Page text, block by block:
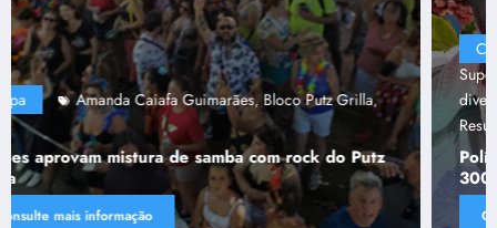
Capa
“Tendências para Docência no Ensino
Superior”
,Ânima Educaçã,Ânima Plurais ,capa,Política de
diversidade da Una e do UniBH,Rede Comunicação de
Resultado
Tânia Chaves
Política de diversidade da Una e do UniBH envolve
300 docentes e coladores negros
Consulte mais informação